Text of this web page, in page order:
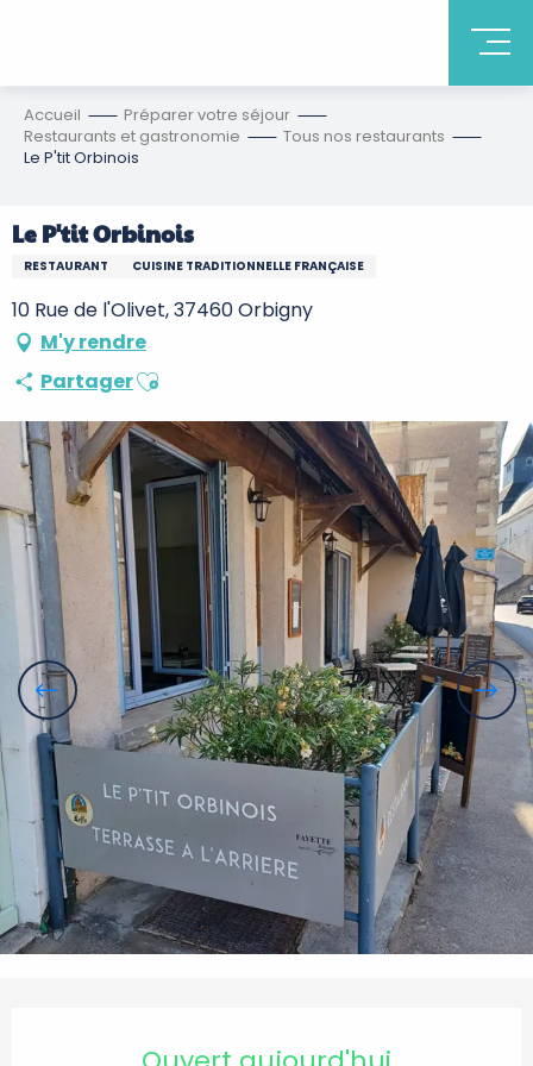
Accueil
Préparer votre séjour
Restaurants et gastronomie
Tous nos restaurants
Le P'tit Orbinois
Le P'tit Orbinois
RESTAURANT CUISINE TRADITIONNELLE FRANÇAISE
10 Rue de l'Olivet, 37460 Orbigny
M'y rendre
PartagerAjouter aux favoris